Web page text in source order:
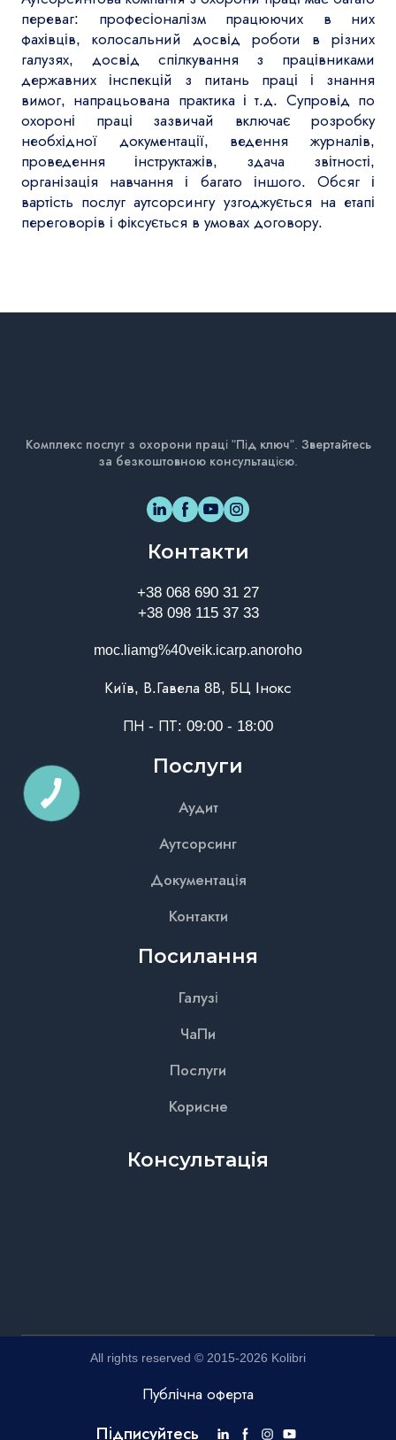
переваг: професіоналізм працюючих в них
фахівців, колосальний досвід роботи в різних
галузях, досвід спілкування з працівниками
державних інспекцій з питань праці і знання
вимог, напрацьована практика і т.д. Супровід по
охороні праці зазвичай включає розробку
необхідної документації, ведення журналів,
проведення інструктажів, здача звітності,
організація навчання і багато іншого. Обсяг і
вартість послуг аутсорсингу узгоджується на етапі
переговорів і фіксується в умовах договору.
Комплекс послуг з охорони праці "Під ключ". Звертайтесь
за безкоштовною консультацією.
Контакти
+38 068 690 31 27
+38 098 115 37 33
moc.liamg%40veik.icarp.anoroho
Київ, В.Гавела 8В, БЦ Інокс
ПН - ПТ: 09:00 - 18:00
Послуги
Аудит
Аутсорсинг
Документація
Контакти
Посилання
Галузі
ЧаПи
Послуги
Корисне
Консультація
All rights reserved © 2015-2026 Kolibri
Публічна оферта
Підписуйтесь